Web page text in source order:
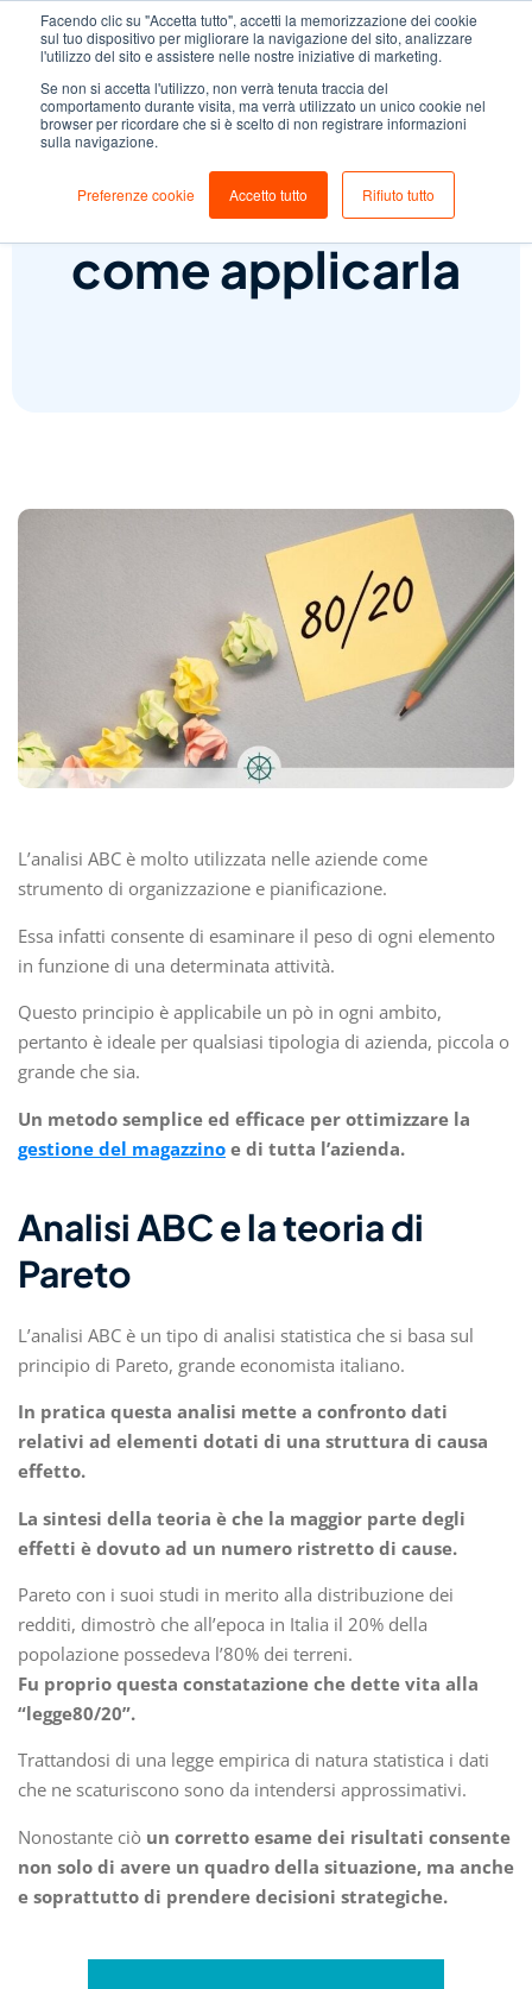
Facendo clic su "Accetta tutto", accetti la memorizzazione dei cookie
sul tuo dispositivo per migliorare la navigazione del sito, analizzare
l'utilizzo del sito e assistere nelle nostre iniziative di marketing.
Se non si accetta l'utilizzo, non verrà tenuta traccia del
comportamento durante visita, ma verrà utilizzato un unico cookie nel
browser per ricordare che si è scelto di non registrare informazioni
sulla navigazione.
Preferenze cookie Accetto tutto Rifiuto tutto
Analisi ABC: cos’è e
come applicarla
L’analisi ABC è molto utilizzata nelle aziende come
strumento di organizzazione e pianificazione.
Essa infatti consente di esaminare il peso di ogni elemento
in funzione di una determinata attività.
Questo principio è applicabile un pò in ogni ambito,
pertanto è ideale per qualsiasi tipologia di azienda, piccola o
grande che sia.
Un metodo semplice ed efficace per ottimizzare la
gestione del magazzino e di tutta l’azienda.
Analisi ABC e la teoria di
Pareto
L’analisi ABC è un tipo di analisi statistica che si basa sul
principio di Pareto, grande economista italiano.
In pratica questa analisi mette a confronto dati
relativi ad elementi dotati di una struttura di causa
effetto.
La sintesi della teoria è che la maggior parte degli
effetti è dovuto ad un numero ristretto di cause.
Pareto con i suoi studi in merito alla distribuzione dei
redditi, dimostrò che all’epoca in Italia il 20% della
popolazione possedeva l’80% dei terreni.
Fu proprio questa constatazione che dette vita alla
“legge80/20”.
Trattandosi di una legge empirica di natura statistica i dati
che ne scaturiscono sono da intendersi approssimativi.
Nonostante ciò un corretto esame dei risultati consente
non solo di avere un quadro della situazione, ma anche
e soprattutto di prendere decisioni strategiche.